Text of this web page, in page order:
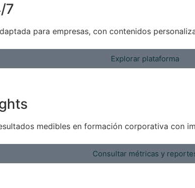
7
para empresas, con contenidos
Explorar plataforma
medibles en formación corporativa con
Consultar métricas y